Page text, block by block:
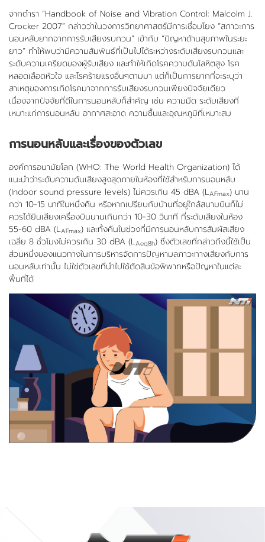
จากตำรา “Handbook of Noise and Vibration Control: Malcolm J.
Crocker 2007” กล่าวว่าในวงการวิทยาศาสตร์มีการเชื่อมโยง “สภาวะการ
นอนหลับยากจากการรับเสียงรบกวน” เข้ากับ “ปัญหาด้านสุขภาพในระยะ
ยาว” ทำให้พบว่ามีความสัมพันธ์ที่เป็นไปได้ระหว่างระดับเสียงรบกวนและ
ระดับความเครียดของผู้รับเสียง และทำให้เกิดโรคความดันโลหิตสูง โรค
หลอดเลือดหัวใจ และโรคร้ายแรงอื่นๆตามมา แต่ก็เป็นการยากที่จะระบุว่า
สาเหตุของการเกิดโรคมาจากการรับเสียงรบกวนเพียงปัจจัยเดียว
เนื่องจากปัจจัยที่ดีในการนอนหลับก็สำคัญ เช่น ความมืด ระดับเสียงที่
เหมาะแก่การนอนหลับ อากาศสะอาด ความชื้นและอุณหภูมิที่เหมาะสม
การนอนหลับและเรื่องของตัวเลข
องค์การอนามัยโลก (WHO: The World Health Organization) ได้
แนะนำว่าระดับความดันเสียงสูงสุดภายในห้องที่ใช้สำหรับการนอนหลับ
(Indoor sound pressure levels) ไม่ควรเกิน 45 dBA (LAFmax) นาน
กว่า 10-15 นาทีในหนึ่งคืน หรือหากเปรียบกับบ้านที่อยู่ใกล้สนามบินก็ไม่
ควรได้ยินเสียงเครื่องบินนานเกินกว่า 10-30 วินาที ที่ระดับเสียงในห้อง
55-60 dBA (LAFmax) และทั้งคืนในช่วงที่มีการนอนหลับการสัมผัสเสียง
เฉลี่ย 8 ชั่วโมงไม่ควรเกิน 30 dBA (LAeq8h) ซึ่งตัวเลขที่กล่าวถึงนี้ใช้เป็น
ส่วนหนึ่งของแนวทางในการบริหารจัดการปัญหามลภาวะทางเสียงกับการ
นอนหลับเท่านั้น ไม่ใช่ตัวเลขที่นำไปใช้ตัดสินข้อพิพาทหรือปัญหาในแต่ละ
พื้นที่ได้